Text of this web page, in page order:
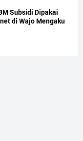
Subsidi Dipakai
di Wajo Mengaku